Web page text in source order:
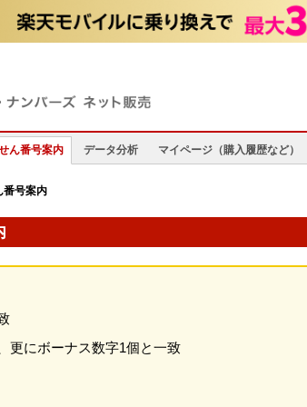
ん番号案内 データ分析 マイページ（購入履歴など）
番号案内
更にボーナス数字1個と一致